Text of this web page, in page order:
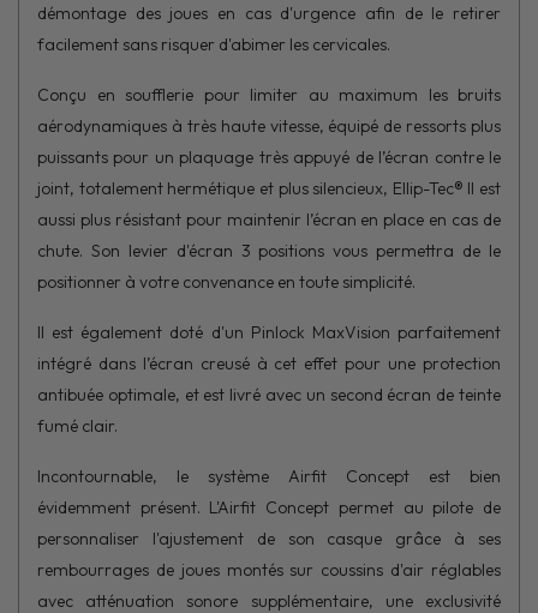
démontage des joues en cas d'urgence afin de le retirer
facilement sans risquer d'abimer les cervicales.
Conçu en soufflerie pour limiter au maximum les bruits
aérodynamiques à très haute vitesse, équipé de ressorts plus
puissants pour un plaquage très appuyé de l’écran contre le
joint, totalement hermétique et plus silencieux, Ellip-Tec® II est
aussi plus résistant pour maintenir l’écran en place en cas de
chute. Son levier d'écran 3 positions vous permettra de le
positionner à votre convenance en toute simplicité.
Il est également doté d'un Pinlock MaxVision parfaitement
intégré dans l’écran creusé à cet effet pour une protection
antibuée optimale, et est livré avec un second écran de teinte
fumé clair.
Incontournable, le système Airfit Concept est bien
évidemment présent. L'Airfit Concept permet au pilote de
personnaliser l'ajustement de son casque grâce à ses
rembourrages de joues montés sur coussins d'air réglables
avec atténuation sonore supplémentaire, une exclusivité